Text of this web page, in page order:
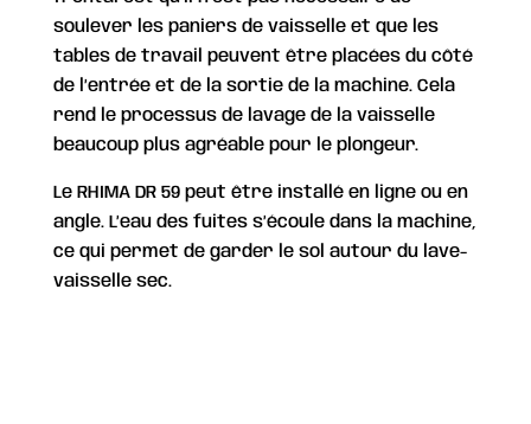
soulever les paniers de vaisselle et que les
tables de travail peuvent être placées du côté
de l’entrée et de la sortie de la machine. Cela
rend le processus de lavage de la vaisselle
beaucoup plus agréable pour le plongeur.
Le RHIMA DR 59 peut être installé en ligne ou en
angle. L’eau des fuites s’écoule dans la machine,
ce qui permet de garder le sol autour du lave-
vaisselle sec.